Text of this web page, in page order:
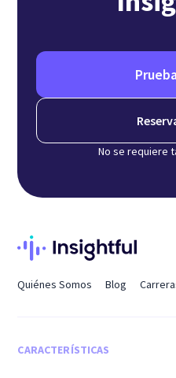
No se requiere
Quiénes Somos Blog
CARACTERÍSTICAS